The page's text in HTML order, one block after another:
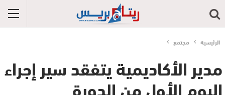
الرئيسية مجتمع
مدير الأكاديمية يتفقد سير إجراء
اليوم الأول من الدورة